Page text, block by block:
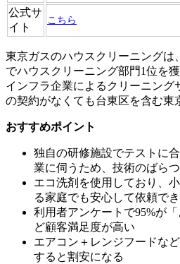
公式サ
イト
こちら
東京ガスのハウスクリーニングは
でハウスクリーニング部門1位を
インフラ企業によるクリーニング
の契約がなくても台東区を含む東
おすすめポイント
独自の研修施設でテストに
業に伺うため、技術のばら
エコ洗剤を使用しており、
る家庭でも安心して依頼で
利用者アンケートで95%が
ど顧客満足度が高い
エアコン＋レンジフードな
すると割安になる